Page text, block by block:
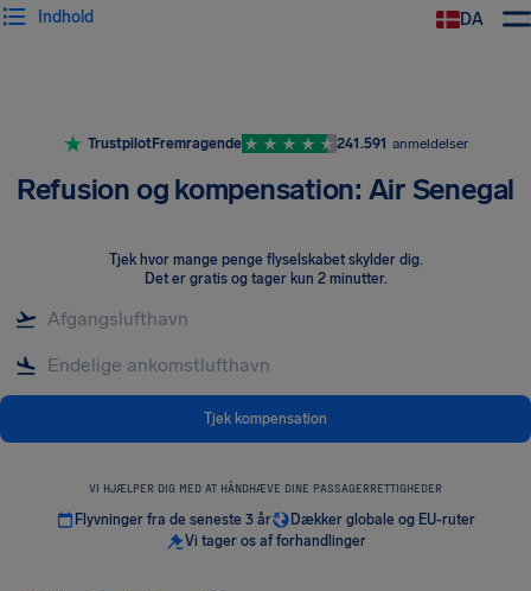
DA
Indhold
TrustpilotFremragende 241.591 anmeldelser
Refusion og kompensation: Air Senegal
Tjek hvor mange penge flyselskabet skylder dig.
Det er gratis og tager kun 2 minutter.
Tjek kompensation
VI HJÆLPER DIG MED AT HÅNDHÆVE DINE PASSAGERRETTIGHEDER
Flyvninger fra de seneste 3 år
Dækker globale og EU-ruter
Vi tager os af forhandlinger